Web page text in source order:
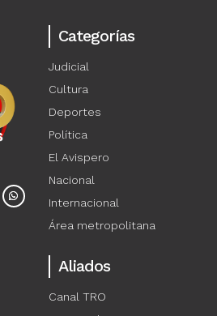
Categorías
Judicial
Cultura
Deportes
Política
El Avispero
Nacional
Internacional
Área metropolitana
Aliados
Canal TRO